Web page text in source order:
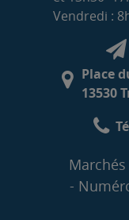
Vendredi :
Place
13530